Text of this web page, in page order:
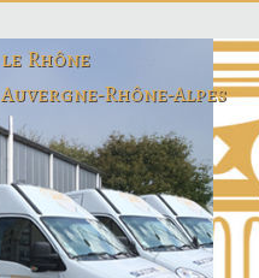
le Rhône
Auvergne-Rhône-Alpes